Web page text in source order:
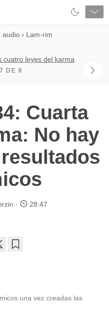
audio › Lam-rim
cuatro leyes del karma
DE 9
Cuarta
No hay
28:47
una vez creadas las